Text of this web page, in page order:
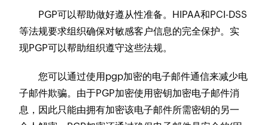
PGP可以帮助做好遵从性准备。HIPAA和PCI-DSS
等法规要求组织确保对敏感客户信息的完全保护。实
现PGP可以帮助组织遵守这些法规。
您可以通过使用pgp加密的电子邮件通信来减少电
子邮件欺骗。由于PGP加密使用密钥加密电子邮件消
息，因此只能由拥有加密该电子邮件所需密钥的另一